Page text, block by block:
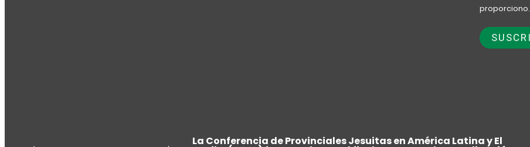
proporciono.
La Conferencia de Provinciales Jesuitas en América Latina y El